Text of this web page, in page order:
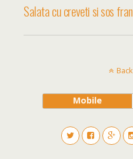
Salata cu creveti si sos
Mobile